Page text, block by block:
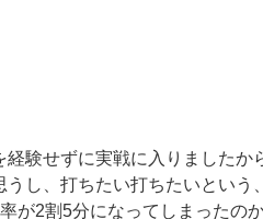
験せずに実戦に入りましたか
し、打ちたい打ちたいという
が2割5分になってしまったのか